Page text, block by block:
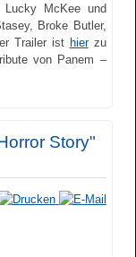
Lucky McKee und
Broke Butler,
Trailer ist hierzu
von Panem –
Story"